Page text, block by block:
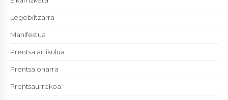
Legebiltzarra
Manifestua
Prentsa artikulua
Prentsa oharra
Prentsaurrekoa